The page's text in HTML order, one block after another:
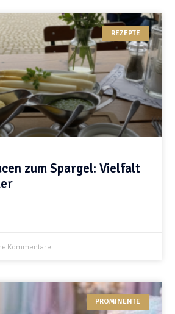
REZEPTE
zum Spargel: Vielfalt
Kommentare
PROMINENTE